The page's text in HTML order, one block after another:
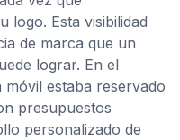
logo. Esta visibilidad
de marca que un
lograr. En el
móvil estaba reservado
presupuestos
personalizado de